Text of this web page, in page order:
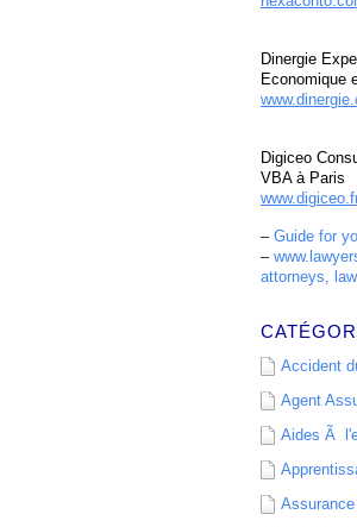
Dinergie
Economique
Digiceo
VBA à Paris
– Guide for
–
attorneys,
Accident
Agent
Aides Ã